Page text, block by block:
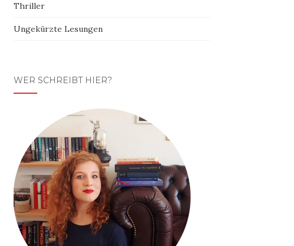
Thriller
Ungekürzte Lesungen
WER SCHREIBT HIER?